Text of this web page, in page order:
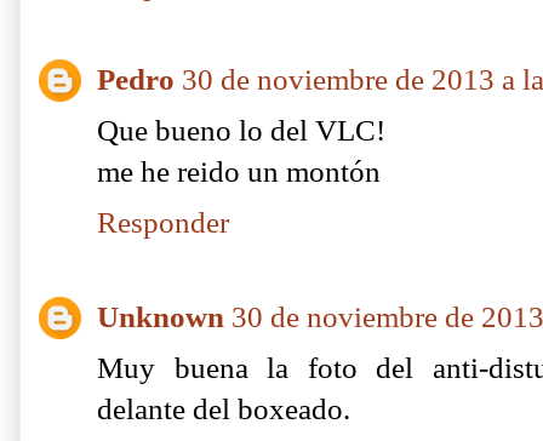
Pedro 30 de noviembre de 2013 a
Que bueno lo del VLC!
me he reido un montón
Responder
Unknown 30 de noviembre de
Muy buena la foto del anti-
delante del boxeado.